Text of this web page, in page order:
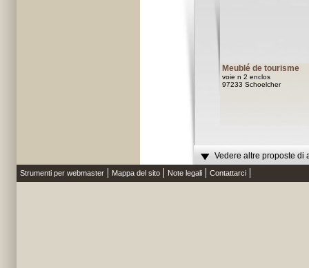
Meublé de tourisme
voie n 2 enclos
97233 Schoelcher
Vedere altre proposte di
Strumenti per webmaster Mappa del sito Note legali Contattarci